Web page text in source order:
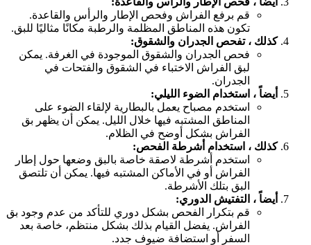
قم برفع الفراش وفحص الإطار والرأس والقاعدة.
تكون هذه المناطق المظلمة والرطبة مكانًا مثاليًا للبق.
كذلك ، تفحص الجدران والشقوق:
فحص الجدران والشقوق الموجودة في الغرفة. يمكن
لبق الفراش الاختباء في الشقوق والفتحات في
الجدران.
أيضاً ، استخدام الضوء الليلي:
استخدم مصباح يعمل بالبطارية لإلقاء الضوء على
المناطق المشتبه فيها خلال الليل. يمكن أن يظهر بق
الفراش بشكل أوضح في الظلام.
كذلك ، استخدام أشرطة الفحص:
استخدم أشرطة لاصقة خاصة بالبق وضعها حول إطار
الفراش أو في الأماكن المشتبه فيها. يمكن أن تلتصق
البق بتلك الأشرطة.
أيضاً ، التفتيش الدوري:
قم بتكرار الفحص بشكل دوري للتأكد من عدم وجود بق
الفراش. يفضل القيام بذلك بشكل منتظم، خاصة بعد
السفر أو استضافة ضيوف جدد.